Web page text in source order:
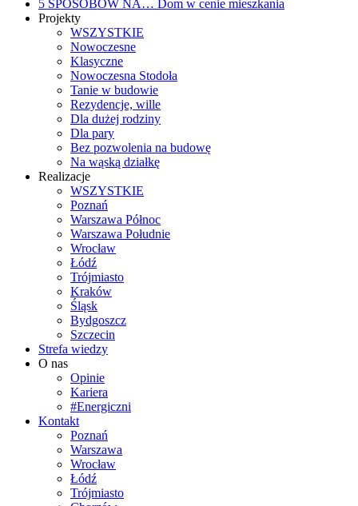
5 SPOSOBÓW NA… Dom w cenie mieszkania
Projekty
WSZYSTKIE
Nowoczesne
Klasyczne
Nowoczesna Stodoła
Tanie w budowie
Rezydencje, wille
Dla dużej rodziny
Dla pary
Bez pozwolenia na budowę
Na wąską działkę
Realizacje
WSZYSTKIE
Poznań
Warszawa Północ
Warszawa Południe
Wrocław
Łódź
Trójmiasto
Kraków
Śląsk
Bydgoszcz
Szczecin
Strefa wiedzy
O nas
Opinie
Kariera
#Energiczni
Kontakt
Poznań
Warszawa
Wrocław
Łódź
Trójmiasto